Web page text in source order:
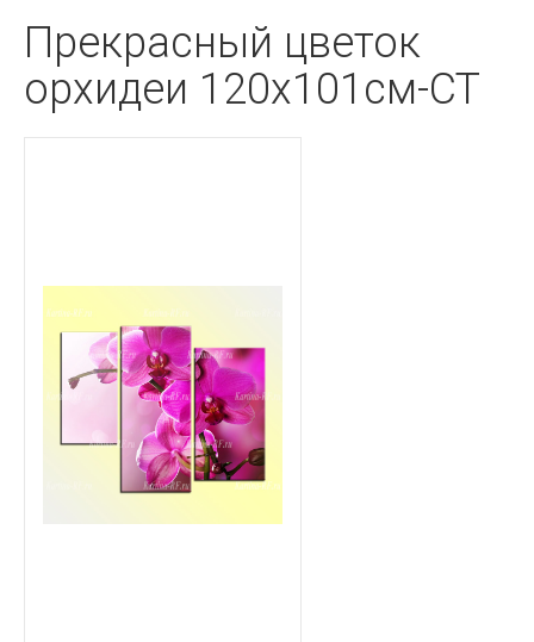
Прекрасный цветок
орхидеи 120х101см-CT